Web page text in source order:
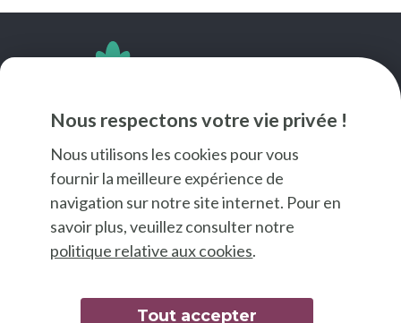
Nous respectons votre vie privée !
Nous utilisons les cookies pour vous
fournir la meilleure expérience de
navigation sur notre site internet. Pour en
savoir plus, veuillez consulter notre
politique relative aux cookies.
Tout accepter